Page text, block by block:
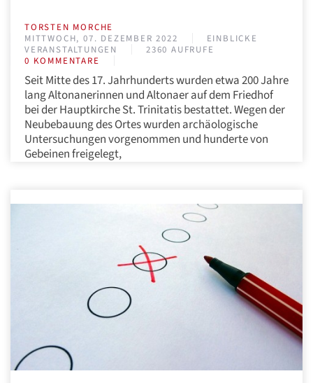
TORSTEN MORCHE
MITTWOCH, 07. DEZEMBER 2022
EINBLICKE
VERANSTALTUNGEN
2360 AUFRUFE
0 KOMMENTARE
Seit Mitte des 17. Jahrhunderts wurden etwa 200 Jahre
lang Altonanerinnen und Altonaer auf dem Friedhof
bei der Hauptkirche St. Trinitatis bestattet. Wegen der
Neubebauung des Ortes wurden archäologische
Untersuchungen vorgenommen und hunderte von
Gebeinen freigelegt,